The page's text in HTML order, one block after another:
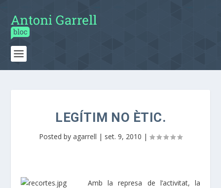
LEGÍTIM NO ÈTIC.
Posted by agarrell | set. 9, 2010 |
Amb la represa de l’activitat, la